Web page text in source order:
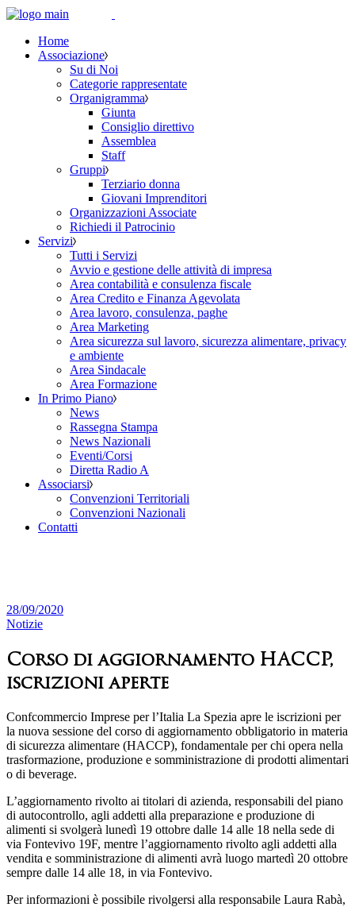
Home
Associazione
Su di Noi
Categorie rappresentate
Organigramma
Giunta
Consiglio direttivo
Assemblea
Staff
Gruppi
Terziario donna
Giovani Imprenditori
Organizzazioni Associate
Richiedi il Patrocinio
Servizi
Tutti i Servizi
Avvio e gestione delle attività di impresa
Area contabilità e consulenza fiscale
Area Credito e Finanza Agevolata
Area lavoro, consulenza, paghe
Area Marketing
Area sicurezza sul lavoro, sicurezza alimentare, privacy
e ambiente
Area Sindacale
Area Formazione
In Primo Piano
News
Rassegna Stampa
News Nazionali
Eventi/Corsi
Diretta Radio A
Associarsi
Convenzioni Territoriali
Convenzioni Nazionali
Contatti
28/09/2020
Notizie
Corso di aggiornamento HACCP,
iscrizioni aperte
Confcommercio Imprese per l’Italia La Spezia apre le iscrizioni per
la nuova sessione del corso di aggiornamento obbligatorio in materia
di sicurezza alimentare (HACCP), fondamentale per chi opera nella
trasformazione, produzione e somministrazione di prodotti alimentari
o di beverage.
L’aggiornamento rivolto ai titolari di azienda, responsabili del piano
di autocontrollo, agli addetti alla preparazione e produzione di
alimenti si svolgerà lunedì 19 ottobre dalle 14 alle 18 nella sede di
via Fontevivo 19F, mentre l’aggiornamento rivolto agli addetti alla
vendita e somministrazione di alimenti avrà luogo martedì 20 ottobre
sempre dalle 14 alle 18, in via Fontevivo.
Per informazioni è possibile rivolgersi alla responsabile Laura Rabà,